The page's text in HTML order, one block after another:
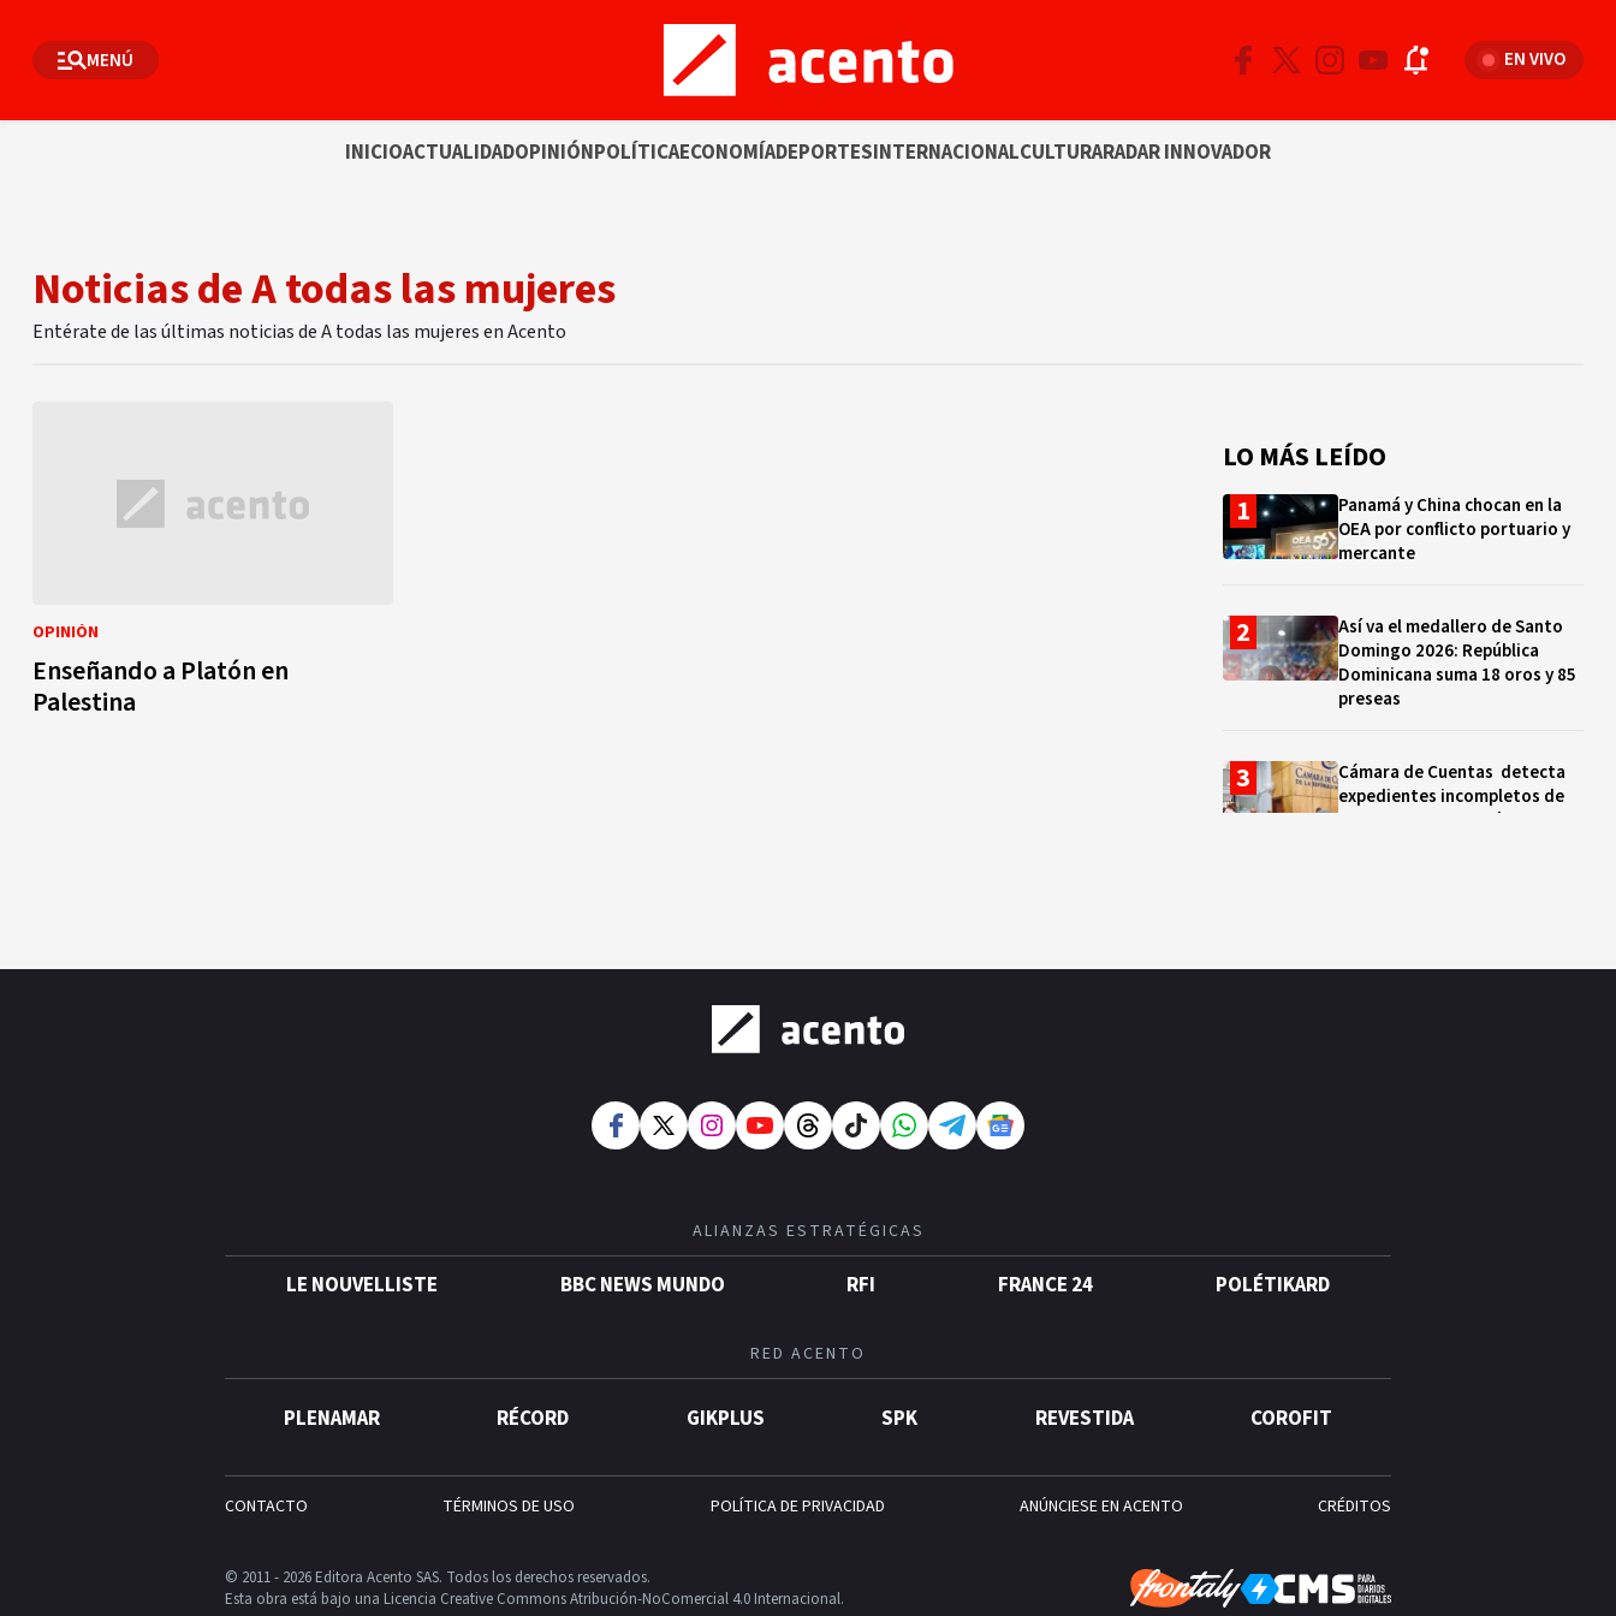
MENÚ EN VIVO
INICIOACTUALIDADOPINIÓNPOLÍTICAECONOMÍADEPORTESINTERNACIONALCULTURARADAR INNOVADOR
Noticias de A todas las mujeres
Entérate de las últimas noticias de A todas las mujeres en Acento
OPINIÓN
Enseñando a Platón en
Palestina
LO MÁS LEÍDO
Panamá y China chocan en la
OEA por conflicto portuario y
mercante
Así va el medallero de Santo
Domingo 2026: República
Dominicana suma 18 oros y 85
preseas
Cámara de Cuentas detecta
expedientes incompletos de
operaciones por RD$16,600
dominicana que rompió un
comercio moderno en
ALIANZAS ESTRATÉGICAS
LE NOUVELLISTE BBC NEWS MUNDO RFI FRANCE 24 POLÉTIKARD
RED ACENTO
PLENAMAR RÉCORD GIKPLUS SPK REVESTIDA COROFIT
CONTACTO TÉRMINOS DE USO POLÍTICA DE PRIVACIDAD ANÚNCIESE EN ACENTO CRÉDITOS
© 2011 - 2026 Editora Acento SAS. Todos los derechos reservados.
Esta obra está bajo una Licencia Creative Commons Atribución-NoComercial 4.0 Internacional.